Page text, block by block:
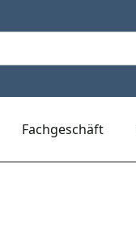
Fachgeschäft